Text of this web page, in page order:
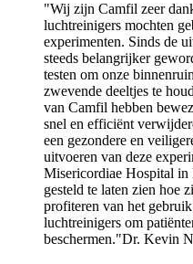
Wij zijn Camfil zeer
luchtreinigers mochten
experimenten. Sinds de
steeds belangrijker
testen om onze
zwevende deeltjes te
van Camfil hebben
snel en efficiënt
een gezondere en
uitvoeren van deze
Misericordiae Hospital in
gesteld te laten zien hoe
profiteren van het
luchtreinigers om
beschermen. Dr. Kevin